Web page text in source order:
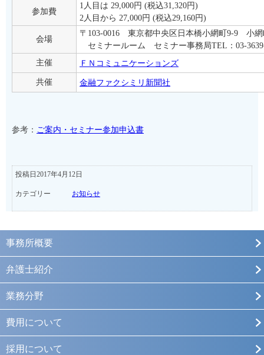
参加費
1人目は 29,000円 (税込31,320円)
2人目から 27,000円 (税込29,160円)
会場
〒103-0016 東京都中央区日本橋小網町9-9 小網
セミナールーム セミナー事務局TEL：03-
主催
ＦＮコミュニケーションズ
共催
金融ファクシミリ新聞社
参考： ご案内・セミナー参加申込書
投稿日2017年4月12日
カテゴリー お知らせ
事務所概要
弁護士紹介
業務分野
費用について
採用について